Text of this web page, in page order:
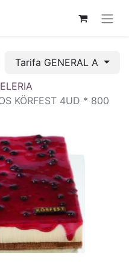
Tarifa GENERAL A
KÖRFEST 4UD * 800